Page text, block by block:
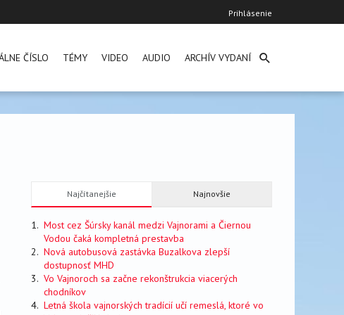
User
account
Prihlásenie
ČÍSLO TÉMY VIDEO AUDIO ARCHÍV VYDANÍ
Najčítanejšie Najnovšie
Most cez Šúrsky kanál medzi Vajnorami a Čiernou
Vodou čaká kompletná prestavba
Nová autobusová zastávka Buzalkova zlepší
dostupnosť MHD
Vo Vajnoroch sa začne rekonštrukcia viacerých
chodníkov
Letná škola vajnorských tradícií učí remeslá, ktoré vo